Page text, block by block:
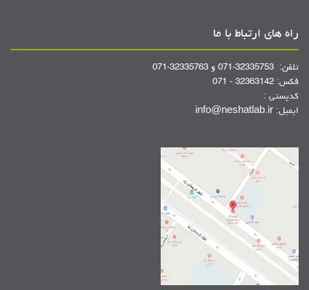
راه های ارتباط با ما
تلفن: 32335753-071 و 32335763-071
فکس: 32363142 - 071
کدپستی :
ایمیل: info@neshatlab.ir